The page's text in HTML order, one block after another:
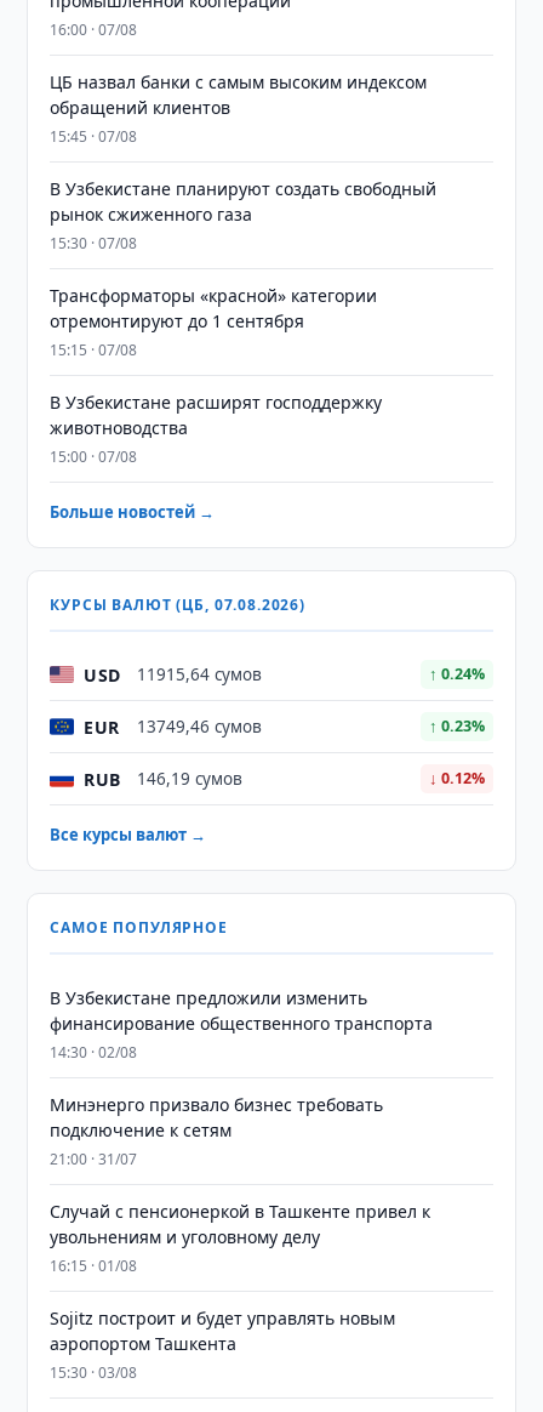
16:00 · 07/08
ЦБ назвал банки с самым высоким индексом
обращений клиентов
15:45 · 07/08
В Узбекистане планируют создать свободный
рынок сжиженного газа
15:30 · 07/08
Трансформаторы «красной» категории
отремонтируют до 1 сентября
15:15 · 07/08
В Узбекистане расширят господдержку
животноводства
15:00 · 07/08
Больше новостей →
КУРСЫ ВАЛЮТ (ЦБ, 07.08.2026)
USD 11915,64 сумов ↑ 0.24%
EUR 13749,46 сумов ↑ 0.23%
RUB 146,19 сумов ↓ 0.12%
Все курсы валют →
САМОЕ ПОПУЛЯРНОЕ
В Узбекистане предложили изменить
финансирование общественного транспорта
14:30 · 02/08
Минэнерго призвало бизнес требовать
подключение к сетям
21:00 · 31/07
Случай с пенсионеркой в Ташкенте привел к
увольнениям и уголовному делу
16:15 · 01/08
Sojitz построит и будет управлять новым
аэропортом Ташкента
15:30 · 03/08